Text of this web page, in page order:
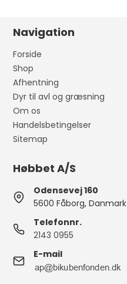
Navigation
Forside
Shop
Afhentning
Dyr til avl og græsning
Om os
Handelsbetingelser
Sitemap
Høbbet A/S
Odensevej 160
5600 Fåborg, Danmark
Telefonnr.
2143 0955
E-mail